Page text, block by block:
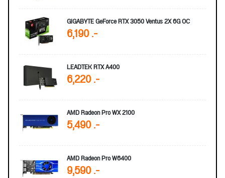
GIGABYTE GeForce RTX 3050 Ventus 2X 6G OC
6,190 .-
LEADTEK RTX A400
6,220 .-
AMD Radeon Pro WX 2100
5,490 .-
AMD Radeon Pro W6400
9,590 .-